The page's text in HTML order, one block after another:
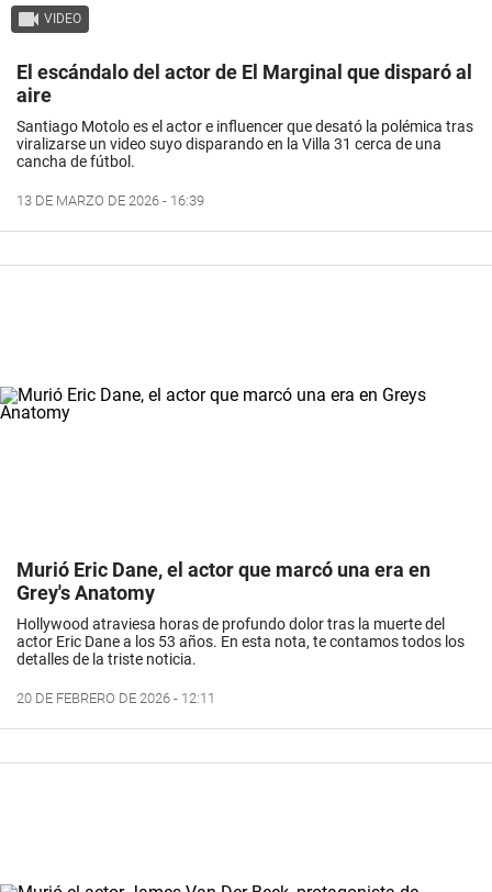
VIDEO
El escándalo del actor de El Marginal que disparó al
aire
Santiago Motolo es el actore influencerque desató la polémica tras
viralizarse un video suyo disparando en la Villa 31 cerca de una
cancha de fútbol.
13 DE MARZO DE 2026 - 16:39
Murió Eric Dane, el actor que marcó una era en
Grey's Anatomy
Hollywood atraviesa horas de profundo dolor tras la muerte del
actor Eric Dane a los 53 años. En esta nota, te contamos todos los
detalles de la triste noticia.
20 DE FEBRERO DE 2026 - 12:11